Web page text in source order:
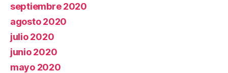
septiembre 2020
agosto 2020
julio 2020
junio 2020
mayo 2020